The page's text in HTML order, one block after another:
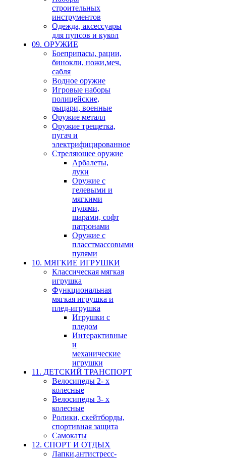
строительных
инструментов
Одежда, аксессуары
для пупсов и кукол
09. ОРУЖИЕ
Боеприпасы, рации,
бинокли, ножи,меч,
сабля
Водное оружие
Игровые наборы
полицейские,
рыцари, военные
Оружие металл
Оружие трещетка,
пугач и
электрифицированное
Стреляющее оружие
Арбалеты,
луки
Оружие с
гелевыми и
мягкими
пулями,
шарами, софт
патронами
Оружие с
пласстмассовыми
пулями
10. МЯГКИЕ ИГРУШКИ
Классическая мягкая
игрушка
Функциональная
мягкая игрушка и
плед-игрушка
Игрушки с
пледом
Интерактивные
и
механические
игрушки
11. ДЕТСКИЙ ТРАНСПОРТ
Велосипеды 2- х
колесные
Велосипеды 3- х
колесные
Ролики, скейтборды,
спортивная защита
Самокаты
12. СПОРТ И ОТДЫХ
Лапки,антистресс-